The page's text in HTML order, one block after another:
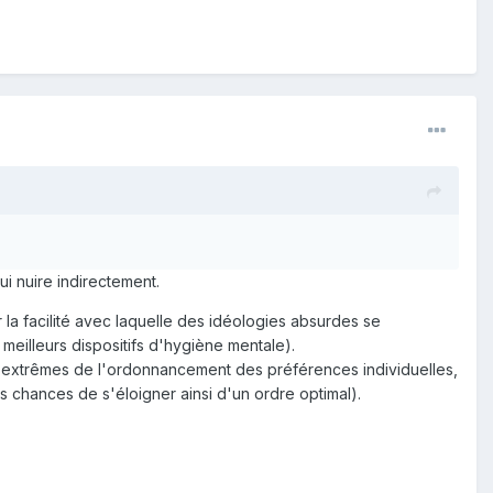
nuire indirectement.
facilité avec laquelle des idéologies absurdes se
dispositifs d'hygiène mentale).
de l'ordonnancement des préférences individuelles,
chances de s'éloigner ainsi d'un ordre optimal).